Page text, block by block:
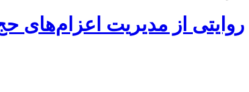
روایتی از مدیریت